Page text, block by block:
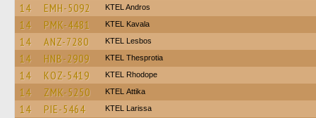
14 EMH-5092 KTEL Andros
14 PMK-4481 KTEL Kavala
14 ANZ-7280 KTEL Lesbos
14 HNB-2909 KTEL Thesprotia
14 KOZ-5419 KTEL Rhodope
14 ZMK-5250 KΤΕL Αttika
14 PIE-5464 KTEL Larissa